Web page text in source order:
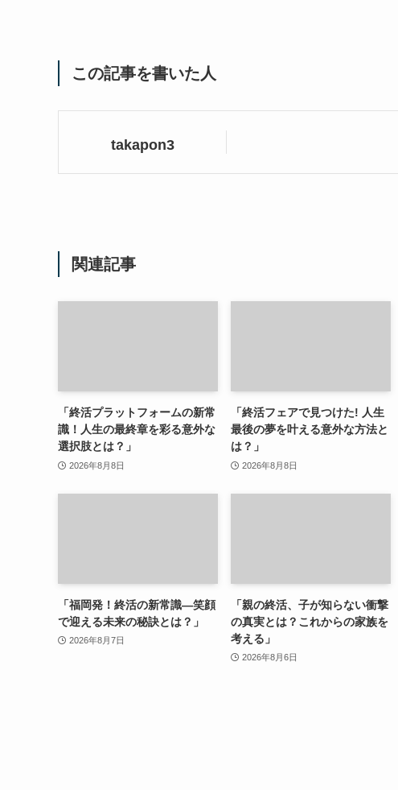
この記事を書いた人
takapon3
関連記事
「終活プラットフォームの新常
識！人生の最終章を彩る意外な
選択肢とは？」
2026年8月8日
「終活フェアで見つけた! 人生
最後の夢を叶える意外な方法と
は？」
2026年8月8日
「福岡発！終活の新常識—笑顔
で迎える未来の秘訣とは？」
2026年8月7日
「親の終活、子が知らない衝撃
の真実とは？これからの家族を
考える」
2026年8月6日